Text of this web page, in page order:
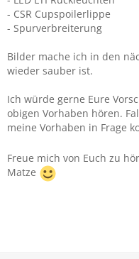
- CSR Cupspoilerlippe
- Spurverbreiterung
Bilder mache ich in den
wieder sauber ist.
Ich würde gerne Eure
obigen Vorhaben hören.
meine Vorhaben in Frage
Freue mich von Euch zu
Matze